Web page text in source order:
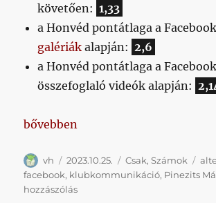
követően: 1,33
a Honvéd pontátlaga a
galériák alapján: 2,6
a Honvéd pontátlaga a
összefoglaló videók alapján:
„Ti is látjátok az összefüggést a
bővebben
Szerző
vh Közzétéve
2023.10.25. Kategória
Csak,Számok
facebook, klubkommunikáció, Pinezits
hozzászólásTi